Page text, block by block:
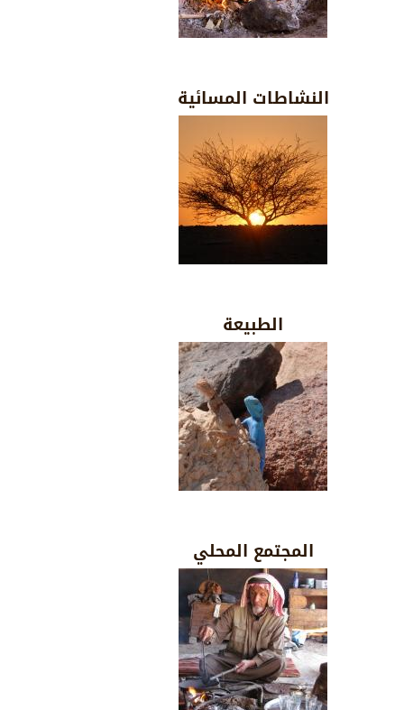
النشاطات المسائية
الطبيعة
المجتمع المحلي